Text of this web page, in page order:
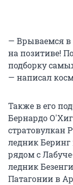
— Врываемся в
на позитиве!
подборку
— написал
Также в его
Бернардо
стратовулкан
ледник Беринг
рядом с
ледник
Патагонии в